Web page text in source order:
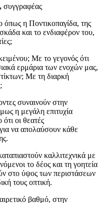
συγγραφέας
η Ποντικοπαγίδα, της
και το ενδιαφέρον του,
Με το γεγονός ότι
ερμάρια των ενοχών μας,
Με τη διαρκή
συναινούν στην
η μεγάλη επιτυχία
οι θεατές
να απολαύσουν κάθε
καλλιτεχνικά με
το δέος και τη γοητεία
στο ύψος των περιστάσεων
τους οπτική.
βαθμό, στην